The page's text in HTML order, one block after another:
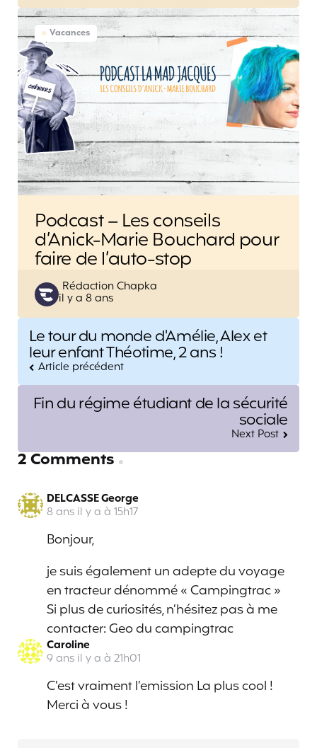
Vacances
Podcast – Les conseils
d’Anick-Marie Bouchard pour
faire de l’auto-stop
Posted
by
Rédaction Chapka
il y a 8 ans
Post
navigation
Le tour du monde d'Amélie, Alex et
leur enfant Théotime, 2 ans !
Article précédent
Fin du régime étudiant de la sécurité
sociale
Next Post
2 Comments
DELCASSE George
8 ans il y a à 15h17
Bonjour,
je suis également un adepte du voyage
en tracteur dénommé « Campingtrac »
Si plus de curiosités, n’hésitez pas à me
contacter: Geo du campingtrac
Caroline
9 ans il y a à 21h01
C’est vraiment l’emission La plus cool !
Merci à vous !